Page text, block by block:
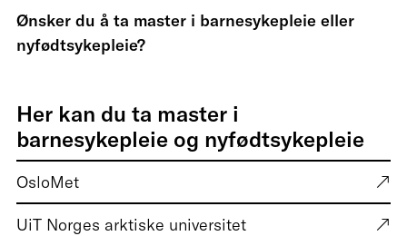
Ønsker du å ta master i barnesykepleie eller
nyfødtsykepleie?
Her kan du ta master i
barnesykepleie og nyfødtsykepleie
OsloMet
UiT Norges arktiske universitet